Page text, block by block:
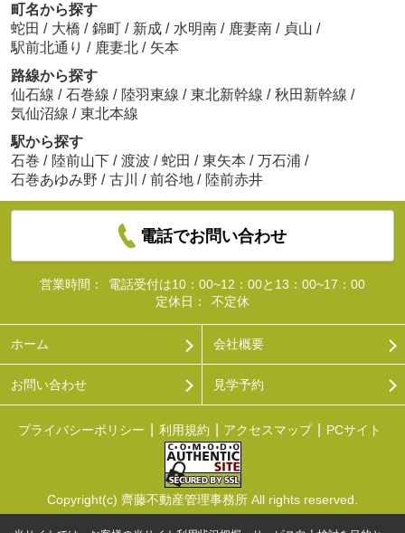
町名から探す
蛇田 / 大橋 / 錦町 / 新成 / 水明南 / 鹿妻南 / 貞山 /
駅前北通り / 鹿妻北 / 矢本
路線から探す
仙石線 / 石巻線 / 陸羽東線 / 東北新幹線 / 秋田新幹線 /
気仙沼線 / 東北本線
駅から探す
石巻 / 陸前山下 / 渡波 / 蛇田 / 東矢本 / 万石浦 /
石巻あゆみ野 / 古川 / 前谷地 / 陸前赤井
電話でお問い合わせ
営業時間：
電話受付は10：00~12：00と13：00~17：00
定休日：
不定休
ホーム 会社概要
お問い合わせ 見学予約
プライバシーポリシー 利用規約 アクセスマップ PCサイト
Copyright(c) 齊藤不動産管理事務所 All rights reserved.